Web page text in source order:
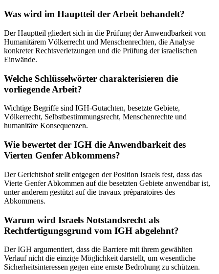
Was wird im Hauptteil der Arbeit behandelt?
Der Hauptteil gliedert sich in die Prüfung der Anwendbarkeit von
Humanitärem Völkerrecht und Menschenrechten, die Analyse
konkreter Rechtsverletzungen und die Prüfung der israelischen
Einwände.
Welche Schlüsselwörter charakterisieren die
vorliegende Arbeit?
Wichtige Begriffe sind IGH-Gutachten, besetzte Gebiete,
Völkerrecht, Selbstbestimmungsrecht, Menschenrechte und
humanitäre Konsequenzen.
Wie bewertet der IGH die Anwendbarkeit des
Vierten Genfer Abkommens?
Der Gerichtshof stellt entgegen der Position Israels fest, dass das
Vierte Genfer Abkommen auf die besetzten Gebiete anwendbar ist,
unter anderem gestützt auf die travaux préparatoires des
Abkommens.
Warum wird Israels Notstandsrecht als
Rechtfertigungsgrund vom IGH abgelehnt?
Der IGH argumentiert, dass die Barriere mit ihrem gewählten
Verlauf nicht die einzige Möglichkeit darstellt, um wesentliche
Sicherheitsinteressen gegen eine ernste Bedrohung zu schützen.